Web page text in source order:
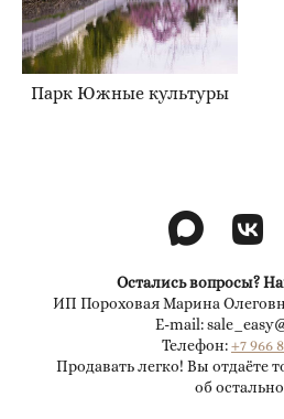
Парк Южные культуры
Остались вопросы?
ИП Пороховая Марина
E-mail:
Телефон:+7 966
Продавать легко! Вы отдаёте
об